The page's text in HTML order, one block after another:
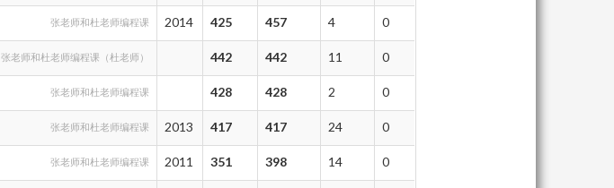
张老师和杜老师编程课 2014 425 457 4 0
张老师和杜老师编程课（杜老师） 442 442 11 0
张老师和杜老师编程课 428 428 2 0
张老师和杜老师编程课 2013 417 417 24 0
张老师和杜老师编程课 2011 351 398 14 0